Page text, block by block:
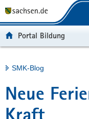
t
b
e
r
u
n
h
a
e
v
c
e
Portalübergreifende
Portal Bildung
Hauptinhalt
SMK-Blog
Neue